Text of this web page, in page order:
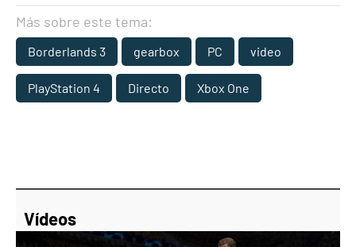
Más sobre este tema:
Borderlands 3 gearbox PC video
PlayStation 4 Directo Xbox One
Vídeos